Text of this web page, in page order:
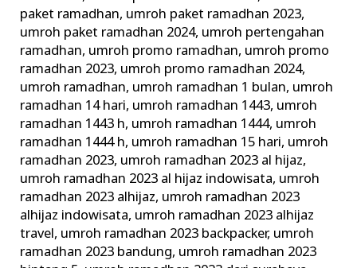
paket ramadhan, umroh paket ramadhan 2023,
umroh paket ramadhan 2024, umroh pertengahan
ramadhan, umroh promo ramadhan, umroh promo
ramadhan 2023, umroh promo ramadhan 2024,
umroh ramadhan, umroh ramadhan 1 bulan, umroh
ramadhan 14 hari, umroh ramadhan 1443, umroh
ramadhan 1443 h, umroh ramadhan 1444, umroh
ramadhan 1444 h, umroh ramadhan 15 hari, umroh
ramadhan 2023, umroh ramadhan 2023 al hijaz,
umroh ramadhan 2023 al hijaz indowisata, umroh
ramadhan 2023 alhijaz, umroh ramadhan 2023
alhijaz indowisata, umroh ramadhan 2023 alhijaz
travel, umroh ramadhan 2023 backpacker, umroh
ramadhan 2023 bandung, umroh ramadhan 2023